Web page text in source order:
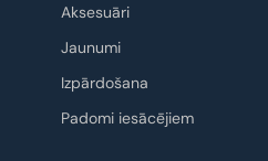
Aksesuāri
Jaunumi
Izpārdošana
Padomi iesācējiem